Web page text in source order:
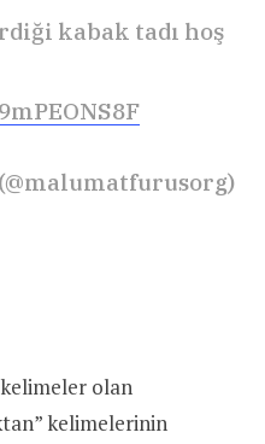
kabak tadı hoş
olan
kelimelerinin